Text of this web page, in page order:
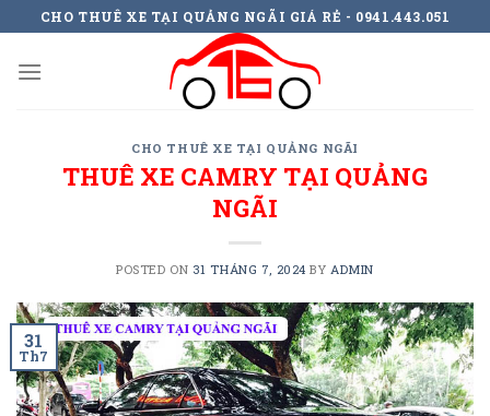
to
content
CHO THUÊ XE TẠI QUẢNG NGÃI GIÁ RẺ - 0941.443.051
CHO THUÊ XE TẠI QUẢNG NGÃI
THUÊ XE CAMRY TẠI QUẢNG
NGÃI
POSTED ON 31 THÁNG 7, 2024 BY ADMIN
31
Th7